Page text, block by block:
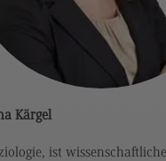
Kärgel
ist